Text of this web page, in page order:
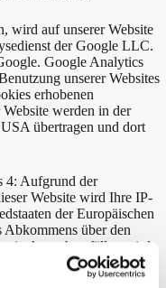
wird auf unserer Website
der Google LLC.
Google Analytics
unserer Websites
erhobenen
werden in der
übertragen und dort
4: Aufgrund der
Website wird Ihre IP-
der Europäischen
Abkommens über den
in Ausnahmefällen wird
in den USA
von Google Analytics